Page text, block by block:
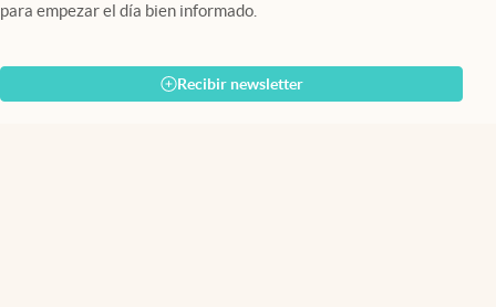
para empezar el día bien informado.
Recibir newsletter